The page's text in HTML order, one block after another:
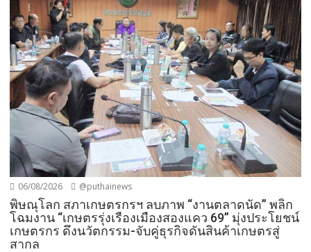
06/08/2026 @puthainews
พิษณุโลก สภาเกษตรกรฯ ลบภาพ “งานตลาดนัด” พลิก
โฉมงาน “เกษตรรุ่งเรืองเมืองสองแคว 69” มุ่งประโยชน์
เกษตรกร ดึงนวัตกรรม-จับคู่ธุรกิจดันสินค้าเกษตรสู่
สากล